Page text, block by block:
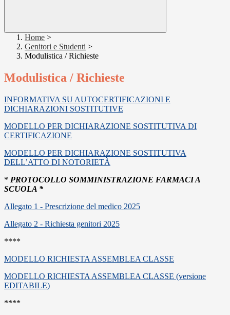
Home >
Genitori e Studenti >
Modulistica / Richieste
Modulistica / Richieste
INFORMATIVA SU AUTOCERTIFICAZIONI E
DICHIARAZIONI SOSTITUTIVE
MODELLO PER DICHIARAZIONE SOSTITUTIVA DI
CERTIFICAZIONE
MODELLO PER DICHIARAZIONE SOSTITUTIVA
DELL’ATTO DI NOTORIETÀ
* PROTOCOLLO SOMMINISTRAZIONE FARMACI A
SCUOLA *
Allegato 1 - Prescrizione del medico 2025
Allegato 2 - Richiesta genitori 2025
****
MODELLO RICHIESTA ASSEMBLEA CLASSE
MODELLO RICHIESTA ASSEMBLEA CLASSE (versione
EDITABILE)
****